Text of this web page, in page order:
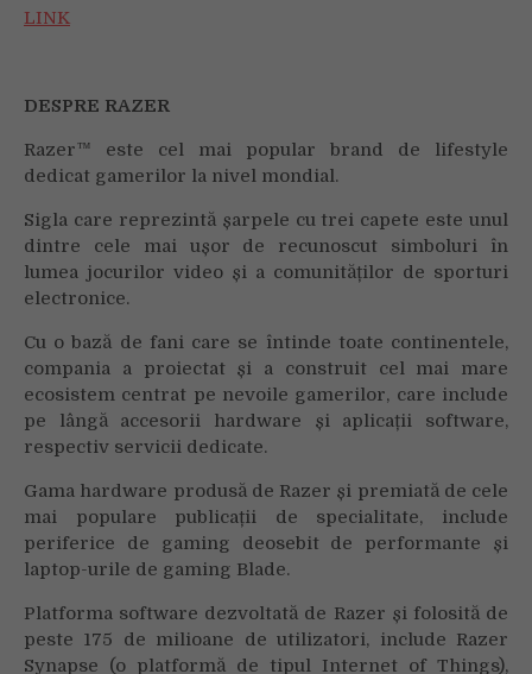
LINK
DESPRE RAZER
Razer™ este cel mai popular brand de lifestyle
dedicat gamerilor la nivel mondial.
Sigla care reprezintă șarpele cu trei capete este unul
dintre cele mai ușor de recunoscut simboluri în
lumea jocurilor video și a comunităților de sporturi
electronice.
Cu o bază de fani care se întinde toate continentele,
compania a proiectat și a construit cel mai mare
ecosistem centrat pe nevoile gamerilor, care include
pe lângă accesorii hardware și aplicații software,
respectiv servicii dedicate.
Gama hardware produsă de Razer și premiată de cele
mai populare publicații de specialitate, include
periferice de gaming deosebit de performante și
laptop-urile de gaming Blade.
Platforma software dezvoltată de Razer și folosită de
peste 175 de milioane de utilizatori, include Razer
Synapse (o platformă de tipul Internet of Things),